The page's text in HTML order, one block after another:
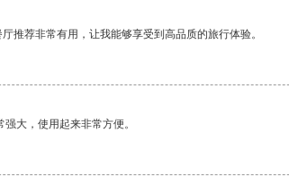
推荐非常有用，让我能够享受到高品质的旅行体验。
大，使用起来非常方便。